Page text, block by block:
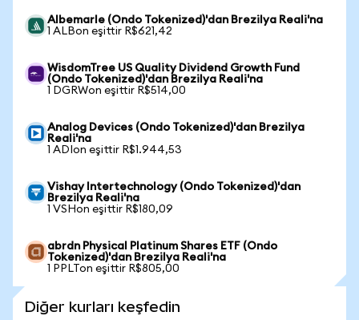
Albemarle (Ondo Tokenized)'dan Brezilya Reali'na
1 ALBon eşittir R$621,42
WisdomTree US Quality Dividend Growth Fund
(Ondo Tokenized)'dan Brezilya Reali'na
1 DGRWon eşittir R$514,00
Analog Devices (Ondo Tokenized)'dan Brezilya
Reali'na
1 ADIon eşittir R$1.944,53
Vishay Intertechnology (Ondo Tokenized)'dan
Brezilya Reali'na
1 VSHon eşittir R$180,09
abrdn Physical Platinum Shares ETF (Ondo
Tokenized)'dan Brezilya Reali'na
1 PPLTon eşittir R$805,00
Diğer kurları keşfedin